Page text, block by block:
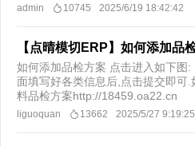
admin 10745 2025/6/19 18:42:42
【点晴模切ERP】如何添加品
如何添加品检方案 点击进入如下图
面填写好各类信息后,点击提交即可
料品检方案http://18459.oa22.cn
liguoquan 13662 2025/5/27 9:19:25